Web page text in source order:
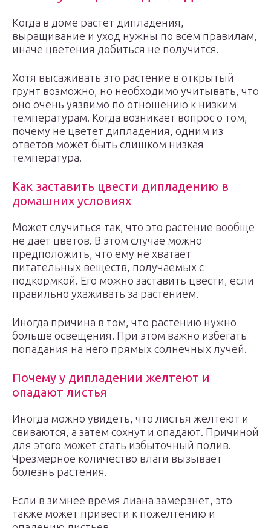
Когда в доме растет дипладения,
выращивание и уход нужны по всем правилам,
иначе цветения добиться не получится.
Хотя высаживать это растение в открытый
грунт возможно, но необходимо учитывать, что
оно очень уязвимо по отношению к низким
температурам. Когда возникает вопрос о том,
почему не цветет дипладения, одним из
ответов может быть слишком низкая
температура.
Как заставить цвести дипладению в
домашних условиях
Может случиться так, что это растение вообще
не дает цветов. В этом случае можно
предположить, что ему не хватает
питательных веществ, получаемых с
подкормкой. Его можно заставить цвести, если
правильно ухаживать за растением.
Иногда причина в том, что растению нужно
больше освещения. При этом важно избегать
попадания на него прямых солнечных лучей.
Почему у дипладении желтеют и
опадают листья
Иногда можно увидеть, что листья желтеют и
свиваются, а затем сохнут и опадают. Причиной
для этого может стать избыточный полив.
Чрезмерное количество влаги вызывает
болезнь растения.
Если в зимнее время лиана замерзнет, это
также может привести к пожелтению и